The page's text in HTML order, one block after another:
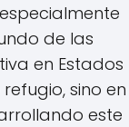
de las
en Estados
sino en
este